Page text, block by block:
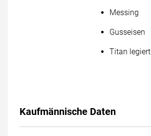
Messing
Gusseisen
Titan legiert
Kaufmännische Daten